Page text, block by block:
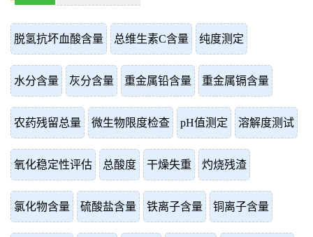
脱氢抗坏血酸含量 总维生素C含量 纯度测定
水分含量 灰分含量 重金属铅含量 重金属镉含量
农药残留总量 微生物限度检查 pH值测定 溶解度测试
氧化稳定性评估 总酸度 干燥失重 灼烧残渣
氯化物含量 硫酸盐含量 铁离子含量 铜离子含量